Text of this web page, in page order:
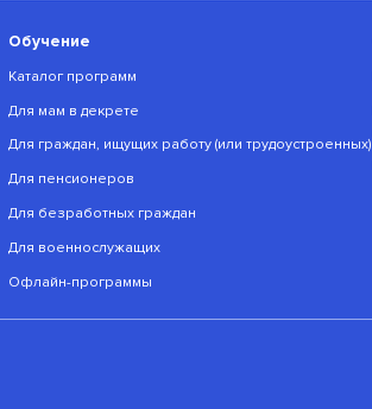
Обучение
Каталог программ
Для мам в декрете
Для граждан, ищущих работу (или трудоустроенных)
Для пенсионеров
Для безработных граждан
Для военнослужащих
Офлайн-программы